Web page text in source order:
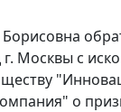
Борисовна
Москвы с
о